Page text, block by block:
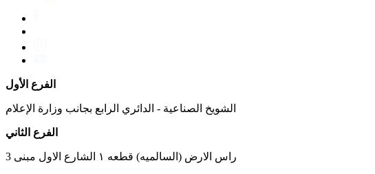
الفرع الأول
الشويخ الصناعية - الدائري الرابع بجانب وزارة الإعلام
الفرع الثاني
راس الارض (السالميه) قطعه ١ الشارع الاول مبنى 3